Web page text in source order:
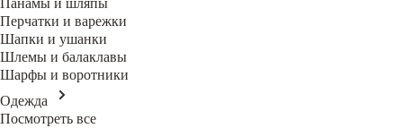
Панамы и шляпы
Перчатки и варежки
Шапки и ушанки
Шлемы и балаклавы
Шарфы и воротники
Одежда
Посмотреть все